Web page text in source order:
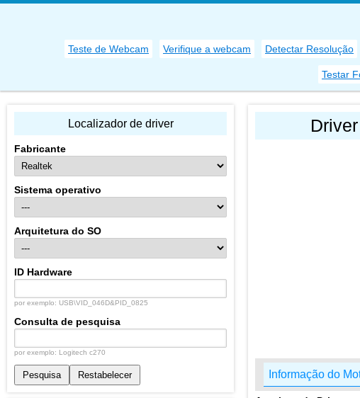
Teste de Webcam Verifique a webcam Detectar Resolução
Testar
Informação do
Localizador de driver
Fabricante
Sistema operativo
Arquitetura do SO
ID Hardware
por exemplo: USB\VID_046D&PID_0825
Consulta de pesquisa
por exemplo: Logitech c270
Pesquisa Restabelecer